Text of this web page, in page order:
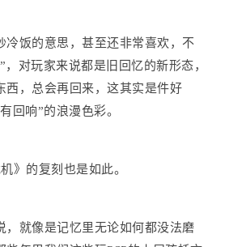
冷饭的意思，甚至还非常喜欢，不
，对玩家来说都是旧回忆的新形态，
西，总会再回来，这其实是件好
回响”的浪漫色彩。
》的复刻也是如此。
，就像是记忆里无论如何都没法磨